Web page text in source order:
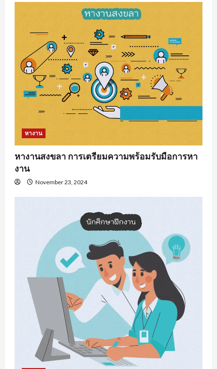
หางาน
หางานสงขลา การเตรียมความพร้อมรับมือการหา
งาน
November 23, 2024